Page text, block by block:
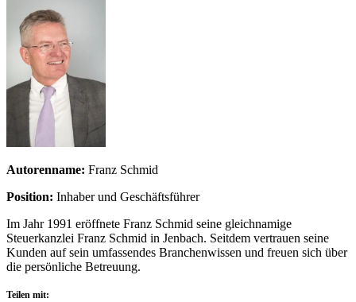
Autorenname: Franz Schmid
Position: Inhaber und Geschäftsführer
Im Jahr 1991 eröffnete Franz Schmid seine gleichnamige
Steuerkanzlei Franz Schmid in Jenbach. Seitdem vertrauen seine
Kunden auf sein umfassendes Branchenwissen und freuen sich über
die persönliche Betreuung.
Teilen mit: